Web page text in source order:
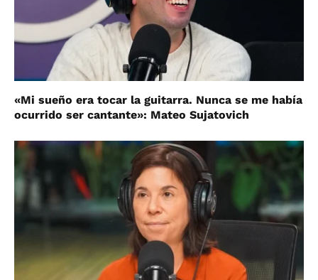
«Mi sueño era tocar la guitarra. Nunca se me había
ocurrido ser cantante»: Mateo Sujatovich